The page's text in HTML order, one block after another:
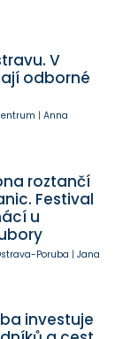
V
odborné
| Anna
roztančí
Festival
u
Poruba | Jana
investuje